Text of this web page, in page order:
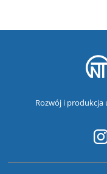
Rozwój i produkcja